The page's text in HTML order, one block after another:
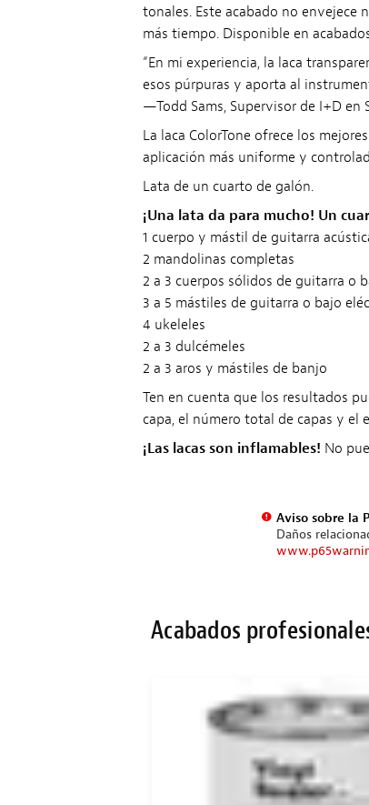
tonales. Este acabado no
más tiempo. Disponible en
“En mi experiencia, la laca
esos púrpuras y aporta al
—Todd Sams, Supervisor de I+D
La laca ColorTone ofrece los
aplicación más uniforme y
Lata de un cuarto de galón.
¡Una lata da para mucho! Un
1 cuerpo y mástil de guitarra
2 mandolinas completas
2 a 3 cuerpos sólidos de guitarra o
3 a 5 mástiles de guitarra o bajo
4 ukeleles
2 a 3 dulcémeles
2 a 3 aros y mástiles de banjo
Ten en cuenta que los resultados
capa, el número total de capas y el
¡Las lacas son inflamables! No
Aviso sobre la
Daños
Acabados